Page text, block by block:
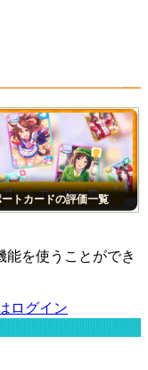
トカードの評価一覧
能を使うことができ
ログイン